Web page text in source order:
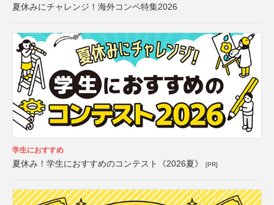
夏休みにチャレンジ！海外コンペ特集2026
学生におすすめ
夏休み！学生におすすめのコンテスト《2026夏》 [PR]